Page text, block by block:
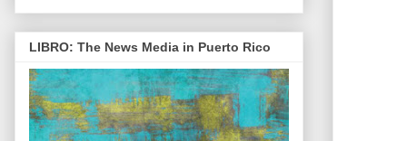
LIBRO: The News Media in Puerto Rico